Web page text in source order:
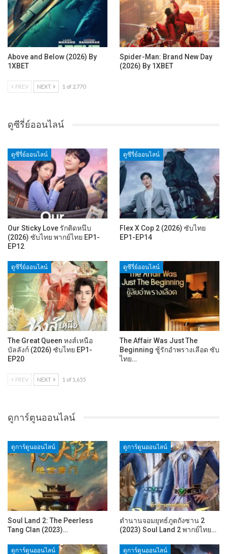
Above and Below (2026) By
1XBET
Spider-Man: Brand New Day
(2026) By 1XBET
PREV NEXT 1 of 2,770
ดูซีรี่ย์ออนไลน์
ดูซีรี่ย์ออนไลน์
Our Sticky Love รักติดหนึบ
(2026) ซับไทย พากย์ไทย EP1-
EP12
ดูซีรี่ย์ออนไลน์
Flex X Cop 2 (2026) ซับไทย
EP1-EP14
ดูซีรี่ย์ออนไลน์
The Great Queen หงส์เหนือ
บัลลังก์ (2026) ซับไทย EP1-
EP20
ดูซีรี่ย์ออนไลน์
The Affair Was Just The
Beginning ชู้รักอำพรางเลือด ซับ
ไทย…
PREV NEXT 1 of 1,655
ดูการ์ตูนออนไลน์
ดูการ์ตูนออนไลน์
Soul Land 2: The Peerless
Tang Clan (2023)…
ดูการ์ตูนออนไลน์
ตำนานจอมยุทธ์ภูตถังซาน 2
(2023) Soul Land 2 พากย์ไทย…
ดูการ์ตูนออนไลน์ ดูการ์ตูนออนไลน์